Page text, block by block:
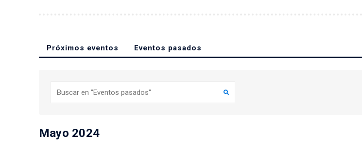
Próximos eventos Eventos pasados
Mayo 2024